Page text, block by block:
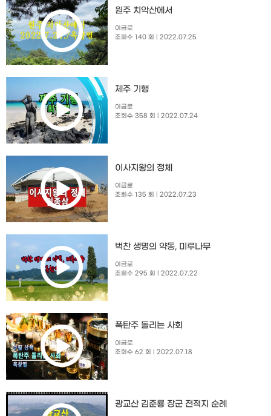
원주 치악산에서
이금로
조회수 140 회
| 2022.07.25
제주 기행
이금로
조회수 358 회
| 2022.07.24
이사지왕의 정체
이금로
조회수 135 회
| 2022.07.23
벅찬 생명의 약동, 미루나무
이금로
조회수 295 회
| 2022.07.22
폭탄주 돌리는 사회
이금로
조회수 62 회
| 2022.07.18
광교산 김준룡 장군 전적지 순례